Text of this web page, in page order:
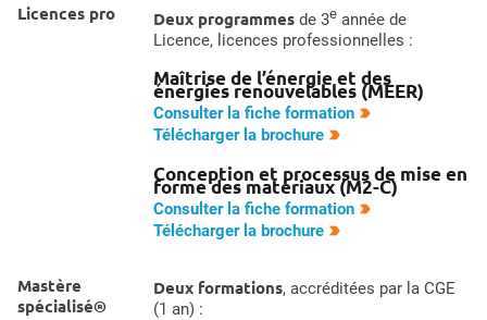
Licences pro Deux programmesde 3eannée de
Licence, licences professionnelles :
Maîtrise de l’énergie et des
énergies renouvelables (MEER)
Consulter la fiche formation
Télécharger la brochure
Conception et processus de mise en
forme des matériaux (M2-C)
Consulter la fiche formation
Télécharger la brochure
Mastère
spécialisé®
Deux formations, accréditées par la CGE
(1 an) :